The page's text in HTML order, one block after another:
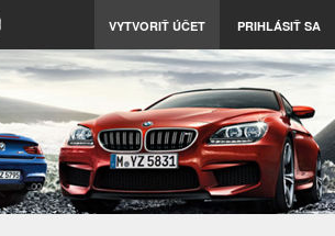
VYTVORIŤ ÚČET PRIHLÁSIŤ SA